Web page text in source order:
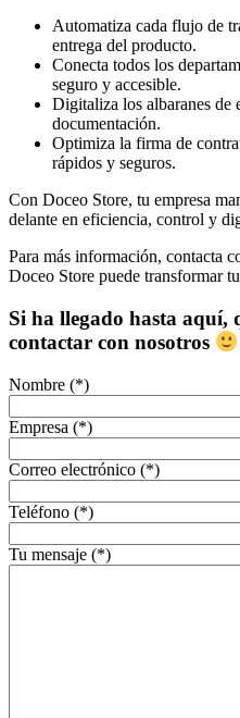
Automatiza cada flujo de
entrega del producto.
Conecta todos los
seguro y accesible.
Digitaliza los albaranes de
documentación.
Optimiza la firma de
rápidos y seguros.
Con Doceo Store, tu empresa
delante en eficiencia, control y
Para más información, contacta
Doceo Store puede transformar
Si ha llegado hasta aquí,
contactar con nosotros
Nombre (*)
Empresa (*)
Correo electrónico (*)
Teléfono (*)
Tu mensaje (*)